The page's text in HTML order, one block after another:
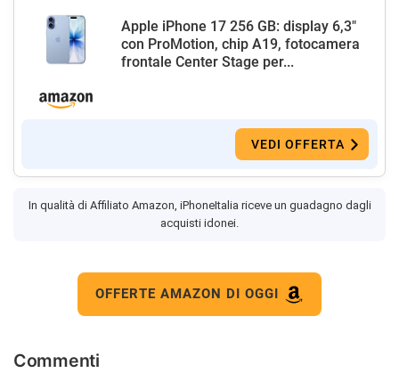
Apple iPhone 17 256 GB: display 6,3"
con ProMotion, chip A19, fotocamera
frontale Center Stage per...
VEDI OFFERTA
In qualità di Affiliato Amazon, iPhoneItalia riceve un guadagno dagli
acquisti idonei.
OFFERTE AMAZON DI OGGI
Commenti